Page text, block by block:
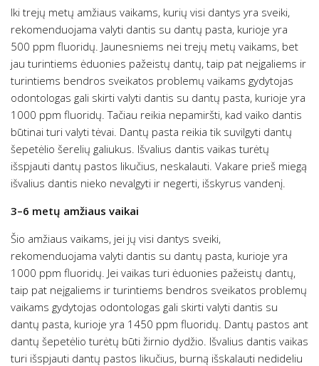
Iki trejų metų amžiaus vaikams, kurių visi dantys yra sveiki,
rekomenduojama valyti dantis su dantų pasta, kurioje yra
500 ppm fluoridų. Jaunesniems nei trejų metų vaikams, bet
jau turintiems ėduonies pažeistų dantų, taip pat neįgaliems ir
turintiems bendros sveikatos problemų vaikams gydytojas
odontologas gali skirti valyti dantis su dantų pasta, kurioje yra
1000 ppm fluoridų. Tačiau reikia nepamiršti, kad vaiko dantis
būtinai turi valyti tėvai. Dantų pasta reikia tik suvilgyti dantų
šepetėlio šerelių galiukus. Išvalius dantis vaikas turėtų
išspjauti dantų pastos likučius, neskalauti. Vakare prieš miegą
išvalius dantis nieko nevalgyti ir negerti, išskyrus vandenį.
3–6 metų amžiaus vaikai
Šio amžiaus vaikams, jei jų visi dantys sveiki,
rekomenduojama valyti dantis su dantų pasta, kurioje yra
1000 ppm fluoridų. Jei vaikas turi ėduonies pažeistų dantų,
taip pat neįgaliems ir turintiems bendros sveikatos problemų
vaikams gydytojas odontologas gali skirti valyti dantis su
dantų pasta, kurioje yra 1450 ppm fluoridų. Dantų pastos ant
dantų šepetėlio turėtų būti žirnio dydžio. Išvalius dantis vaikas
turi išspjauti dantų pastos likučius, burną išskalauti nedideliu